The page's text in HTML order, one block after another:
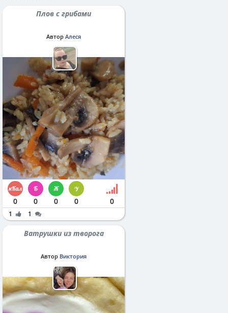
Плов с грибами
Автор Алеся
0 0 0 0 0
1 1
Ватрушки из творога
Автор Виктория